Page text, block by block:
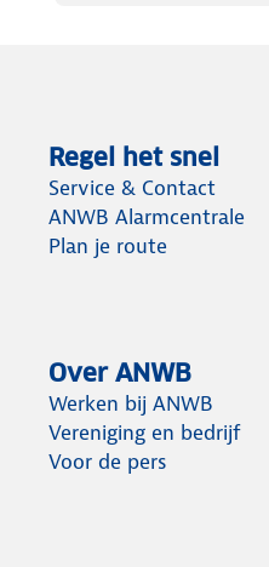
Regel het snel
Service & Contact
ANWB Alarmcentrale
Plan je route
Over ANWB
Werken bij ANWB
Vereniging en bedrijf
Voor de pers